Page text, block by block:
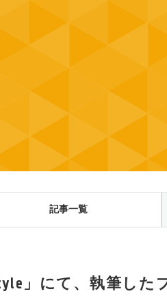
記事一覧
」にて、執筆した